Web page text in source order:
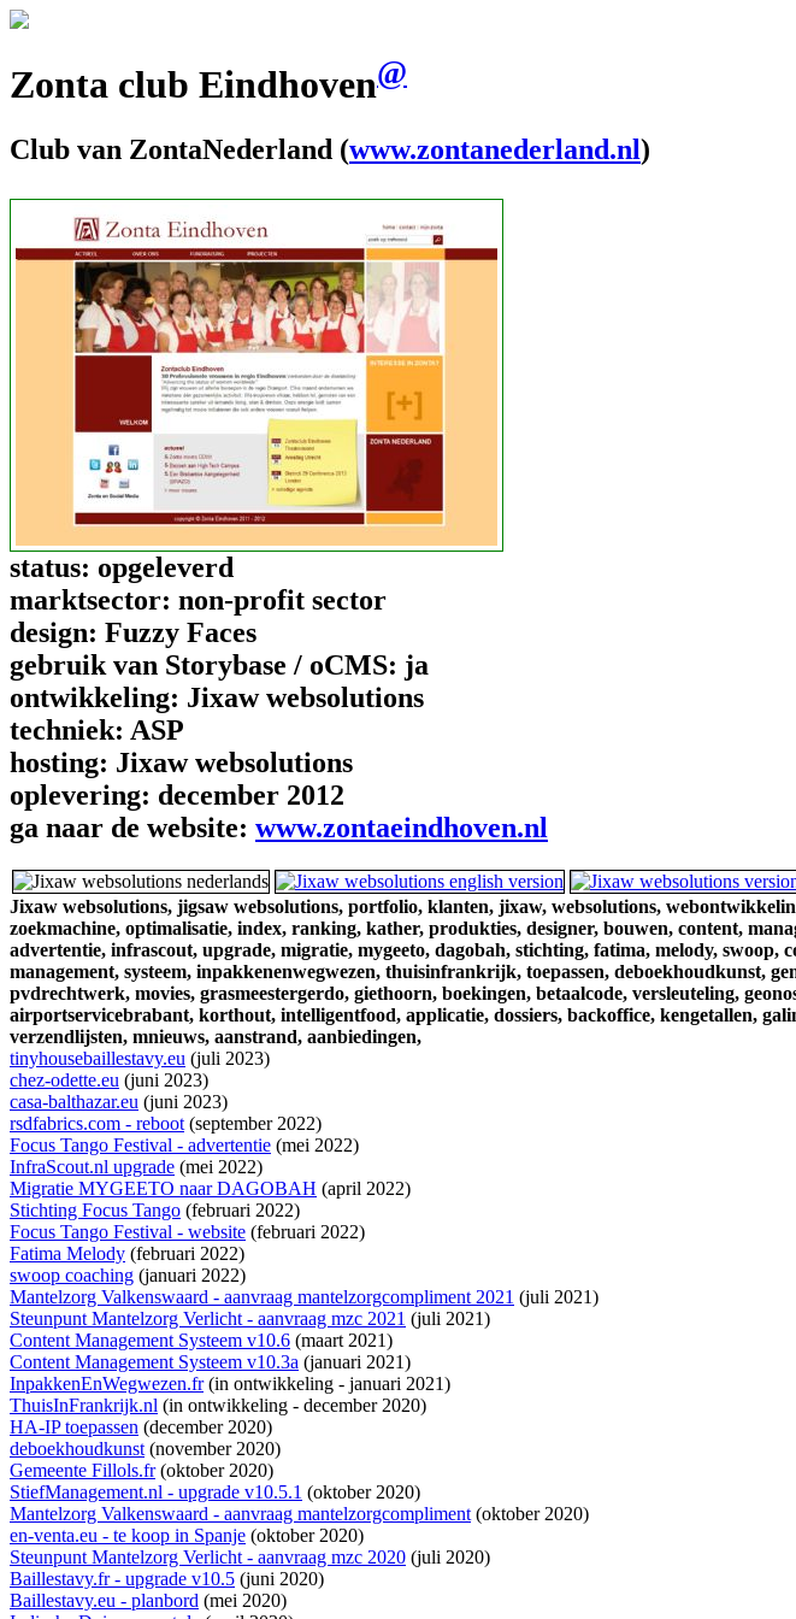
Zonta club Eindhoven@
Club van ZontaNederland (www.zontanederland.nl)
status: opgeleverd
marktsector: non-profit sector
design: Fuzzy Faces
gebruik van Storybase / oCMS: ja
ontwikkeling: Jixaw websolutions
techniek: ASP
hosting: Jixaw websolutions
oplevering: december 2012
ga naar de website: www.zontaeindhoven.nl
Jixaw websolutions, jigsaw websolutions, portfolio, klanten, jixaw, websolutions,
zoekmachine, optimalisatie, index, ranking, kather, produkties, designer, bouwen, content,
advertentie, infrascout, upgrade, migratie, mygeeto, dagobah, stichting, fatima, melody, swoop,
management, systeem, inpakkenenwegwezen, thuisinfrankrijk, toepassen, deboekhoudkunst,
pvdrechtwerk, movies, grasmeestergerdo, giethoorn, boekingen, betaalcode, versleuteling,
airportservicebrabant, korthout, intelligentfood, applicatie, dossiers, backoffice, kengetallen,
verzendlijsten, mnieuws, aanstrand, aanbiedingen,
tinyhousebaillestavy.eu (juli 2023)
chez-odette.eu (juni 2023)
casa-balthazar.eu (juni 2023)
rsdfabrics.com - reboot(september 2022)
Focus Tango Festival - advertentie (mei 2022)
InfraScout.nl upgrade (mei 2022)
Migratie MYGEETO naar DAGOBAH (april 2022)
Stichting Focus Tango (februari 2022)
Focus Tango Festival - website (februari 2022)
Fatima Melody (februari 2022)
swoop coaching (januari 2022)
Mantelzorg Valkenswaard - aanvraag mantelzorgcompliment 2021 (juli 2021)
Steunpunt Mantelzorg Verlicht - aanvraag mzc 2021 (juli 2021)
Content Management Systeem v10.6 (maart 2021)
Content Management Systeem v10.3a (januari 2021)
InpakkenEnWegwezen.fr(in ontwikkeling - januari 2021)
ThuisInFrankrijk.nl (in ontwikkeling - december 2020)
HA-IP toepassen (december 2020)
deboekhoudkunst(november 2020)
Gemeente Fillols.fr(oktober 2020)
StiefManagement.nl - upgrade v10.5.1 (oktober 2020)
Mantelzorg Valkenswaard - aanvraag mantelzorgcompliment(oktober 2020)
en-venta.eu - te koop in Spanje (oktober 2020)
Steunpunt Mantelzorg Verlicht - aanvraag mzc 2020 (juli 2020)
Baillestavy.fr - upgrade v10.5 (juni 2020)
Baillestavy.eu - planbord (mei 2020)